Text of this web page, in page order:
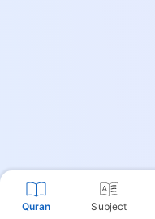
Quran Subject